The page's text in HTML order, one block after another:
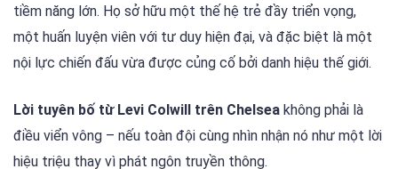
tiềm năng lớn. Họ sở hữu một thế hệ trẻ đầy triển vọng,
một huấn luyện viên với tư duy hiện đại, và đặc biệt là một
nội lực chiến đấu vừa được củng cố bởi danh hiệu thế giới.
Lời tuyên bố từ Levi Colwill trên Chelsea không phải là
điều viển vông – nếu toàn đội cùng nhìn nhận nó như một lời
hiệu triệu thay vì phát ngôn truyền thông.